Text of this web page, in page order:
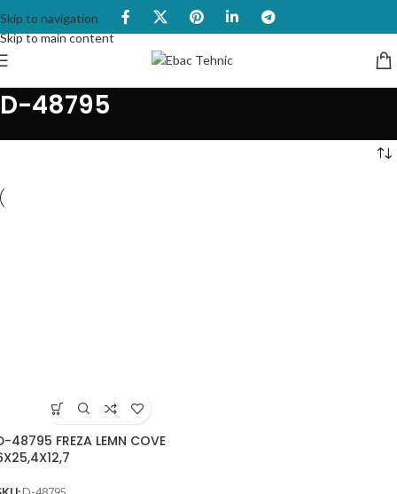
Skip to navigation
Skip to main content
D-48795
48795 FREZA LEMN COVE